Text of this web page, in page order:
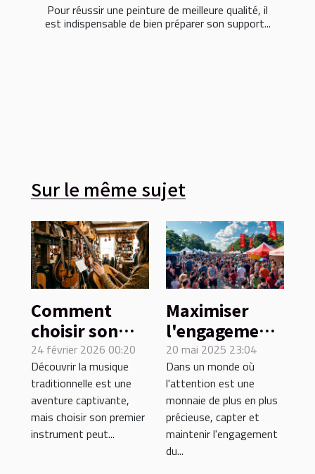
Pour réussir une peinture de meilleure qualité, il
est indispensable de bien préparer son support...
Sur le même sujet
Comment
choisir son
premier
instrument de
musique
traditionnel ?
24 février 2026 00:20
Découvrir la musique
traditionnelle est une
aventure captivante,
mais choisir son premier
instrument peut...
Maximiser
l'engagement
du public
pour des
événements
réussis
20 mai 2025 23:04
Dans un monde où
l'attention est une
monnaie de plus en plus
précieuse, capter et
maintenir l'engagement
du...